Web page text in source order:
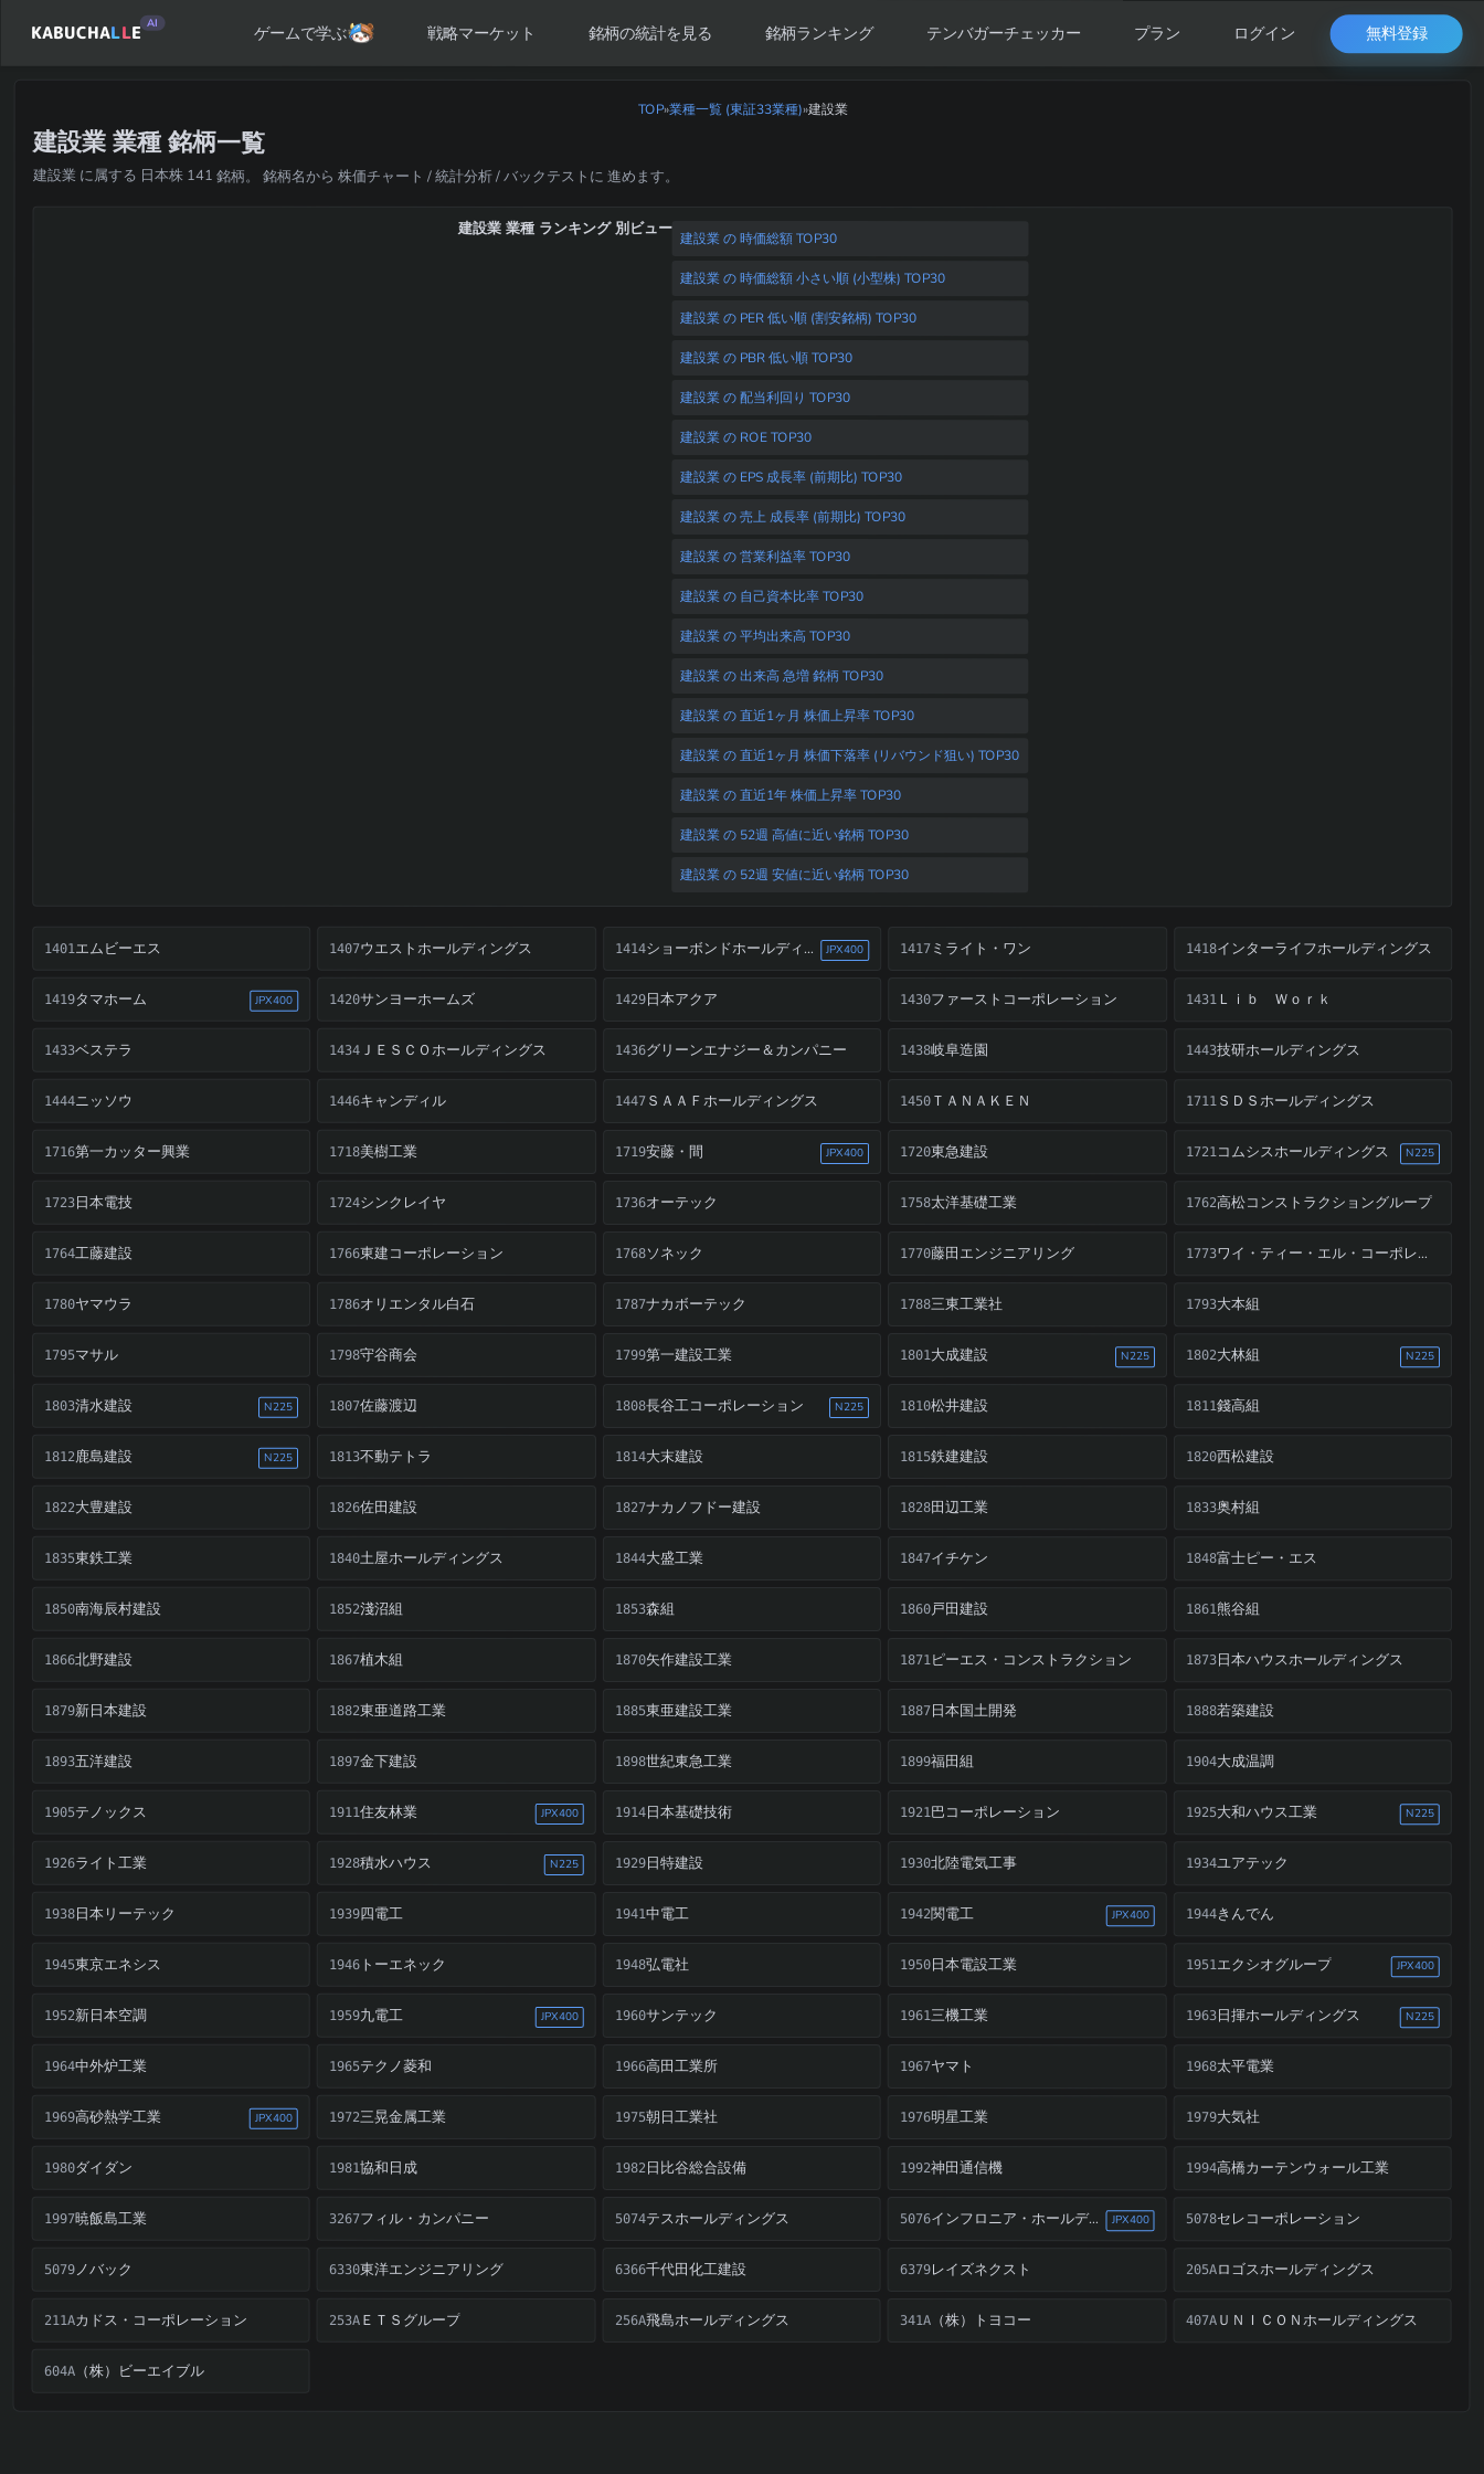
KABUCHALLE AI ゲームで学ぶ 戦略マーケット 銘柄の統計を見る 銘柄ランキング テンバガーチェッカー プラン ログイン 無料登録
TOP»業種一覧 (東証33業種)»建設業
建設業 業種 銘柄一覧
建設業 に属する 日本株 141 銘柄。 銘柄名から 株価チャート / 統計分析 / バックテストに 進めます。
建設業 業種 ランキング 別ビュー 建設業 の 時価総額 TOP30
建設業 の 時価総額 小さい順 (小型株) TOP30
建設業 の PER 低い順 (割安銘柄) TOP30
建設業 の PBR 低い順 TOP30
建設業 の 配当利回り TOP30
建設業 の ROE TOP30
建設業 の EPS 成長率 (前期比) TOP30
建設業 の 売上 成長率 (前期比) TOP30
建設業 の 営業利益率 TOP30
建設業 の 自己資本比率 TOP30
建設業 の 平均出来高 TOP30
建設業 の 出来高 急増 銘柄 TOP30
建設業 の 直近1ヶ月 株価上昇率 TOP30
建設業 の 直近1ヶ月 株価下落率 (リバウンド狙い) TOP30
建設業 の 直近1年 株価上昇率 TOP30
建設業 の 52週 高値に近い銘柄 TOP30
建設業 の 52週 安値に近い銘柄 TOP30
1401 エムビーエス 1407ウエストホールディングス 1414 ショーボンドホールディングス JPX400 1417 ミライト・ワン 1418インターライフホールディングス
1419タマホーム JPX400 1420サンヨーホームズ 1429日本アクア 1430ファーストコーポレーション 1431Ｌｉｂ Ｗｏｒｋ
1433ベステラ 1434 ＪＥＳＣＯホールディングス 1436グリーンエナジー＆カンパニー 1438岐阜造園 1443技研ホールディングス
1444ニッソウ 1446キャンディル 1447ＳＡＡＦホールディングス 1450 ＴＡＮＡＫＥＮ 1711ＳＤＳホールディングス
1716第一カッター興業 1718美樹工業 1719安藤・間 JPX400 1720東急建設 1721コムシスホールディングス N225
1723日本電技 1724シンクレイヤ 1736オーテック 1758太洋基礎工業 1762高松コンストラクショングループ
1764工藤建設 1766東建コーポレーション 1768ソネック 1770藤田エンジニアリング 1773 ワイ・ティー・エル・コーポレーション・バーハッド
1780ヤマウラ 1786オリエンタル白石 1787ナカボーテック 1788三東工業社 1793大本組
1795マサル 1798守谷商会 1799第一建設工業 1801大成建設 N225 1802大林組 N225
1803清水建設 N225 1807佐藤渡辺 1808長谷工コーポレーション N225 1810松井建設 1811錢高組
1812鹿島建設 N225 1813不動テトラ 1814大末建設 1815鉄建建設 1820西松建設
1822大豊建設 1826佐田建設 1827ナカノフドー建設 1828田辺工業 1833奥村組
1835東鉄工業 1840土屋ホールディングス 1844大盛工業 1847イチケン 1848富士ピー・エス
1850南海辰村建設 1852淺沼組 1853森組 1860戸田建設 1861熊谷組
1866北野建設 1867植木組 1870矢作建設工業 1871ピーエス・コンストラクション 1873日本ハウスホールディングス
1879新日本建設 1882東亜道路工業 1885東亜建設工業 1887日本国土開発 1888若築建設
1893五洋建設 1897金下建設 1898世紀東急工業 1899福田組 1904大成温調
1905テノックス 1911住友林業 JPX400 1914日本基礎技術 1921巴コーポレーション 1925大和ハウス工業 N225
1926ライト工業 1928積水ハウス N225 1929日特建設 1930北陸電気工事 1934ユアテック
1938日本リーテック 1939四電工 1941中電工 1942関電工 JPX400 1944きんでん
1945東京エネシス 1946 トーエネック 1948弘電社 1950日本電設工業 1951エクシオグループ JPX400
1952新日本空調 1959九電工 JPX400 1960サンテック 1961三機工業 1963日揮ホールディングス N225
1964中外炉工業 1965テクノ菱和 1966高田工業所 1967ヤマト 1968太平電業
1969高砂熱学工業 JPX400 1972三晃金属工業 1975朝日工業社 1976明星工業 1979大気社
1980ダイダン 1981協和日成 1982日比谷総合設備 1992神田通信機 1994高橋カーテンウォール工業
1997暁飯島工業 3267フィル・カンパニー 5074テスホールディングス 5076 インフロニア・ホールディングス JPX400 5078セレコーポレーション
5079ノバック 6330東洋エンジニアリング 6366千代田化工建設 6379レイズネクスト 205Aロゴスホールディングス
211Aカドス・コーポレーション 253AＥＴＳグループ 256A飛島ホールディングス 341A（株）トヨコー 407AＵＮＩＣＯＮホールディングス
604A（株）ビーエイブル